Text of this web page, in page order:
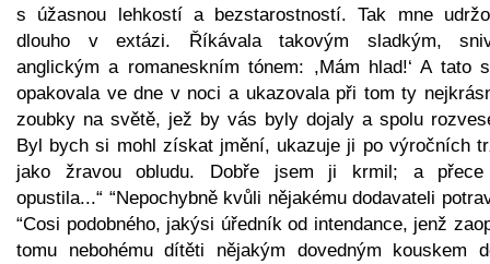
s úžasnou lehkostí a bezstarostností. Tak mne
dlouho v extázi. Říkávala takovým sladkým,
anglickým a romaneskním tónem: ,Mám hlad!‘ A tato
opakovala ve dne v noci a ukazovala při tom ty
zoubky na světě, jež by vás byly dojaly a spolu
Byl bych si mohl získat jmění, ukazuje ji po výročních
jako žravou obludu. Dobře jsem ji krmil; a
opustila...“ “Nepochybně kvůli nějakému dodavateli
“Cosi podobného, jakýsi úředník od intendance, jenž
tomu nebohému dítěti nějakým dovedným kouskem